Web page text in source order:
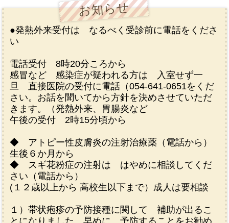
お知らせ
●発熱外来受付は なるべく受診前に電話をくださ
い
電話受付 8時20分ころから
感冒など 感染症が疑われる方は 入室せず一
旦 直接医院の受付に電話（054-641-0651をくだ
さい。お話を聞いてから方針を決めさせていただ
きます。（発熱外来、胃腸炎など
午後の受付 2時15分頃から
◆ アトピー性皮膚炎の注射治療薬（電話から）
生後６か月から
◆ スギ花粉症の注射は はやめに相談してくだ
さい（電話から）
(１２歳以上から 高校生以下まで）成人は要相談
１）帯状疱疹の予防接種に関して 補助が出るこ
とになりました。早めに 予防することをお勧め